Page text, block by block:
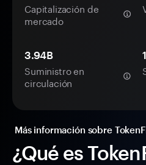
¿Qué es
Capitalización de
mercado
3.94B
Suministro en
circulación
Más información sobre